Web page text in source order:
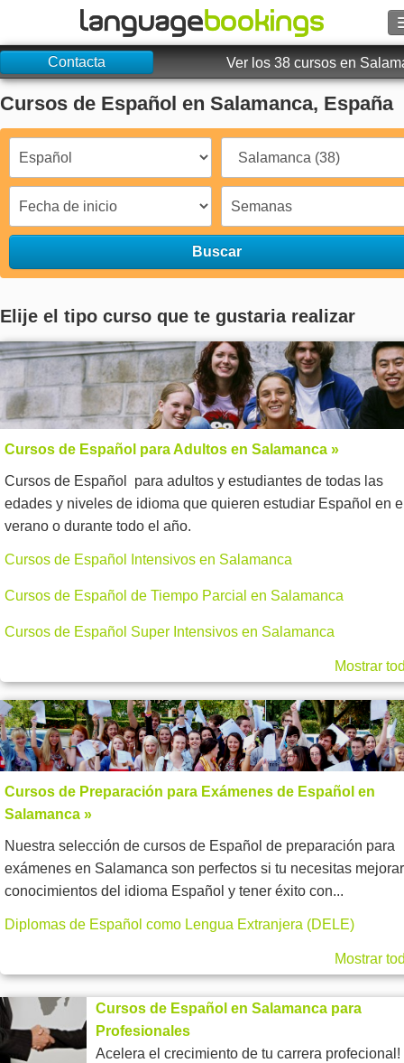
Buscar
Contacto
Identifícate
Idioma
Contacta Ver los 38 cursos en
Cursos de Español en Salamanca, España
Buscar
Elije el tipo curso que te gustaria realizar
Cursos de Español para Adultos en Salamanca »
Cursos de Español para adultos y estudiantes de todas las
edades y niveles de idioma que quieren estudiar Español en
verano o durante todo el año.
Cursos de Español Intensivos en Salamanca
Cursos de Español de Tiempo Parcial en Salamanca
Cursos de Español Super Intensivos en Salamanca
Mostrar
Cursos de Preparación para Exámenes de Español en
Salamanca »
Nuestra selección de cursos de Español de preparación para
exámenes en Salamanca son perfectos si tu necesitas
conocimientos del idioma Español y tener éxito con...
Diplomas de Español como Lengua Extranjera (DELE)
Mostrar
Cursos de Español en Salamanca para
Profesionales
Acelera el crecimiento de tu carrera profecional!